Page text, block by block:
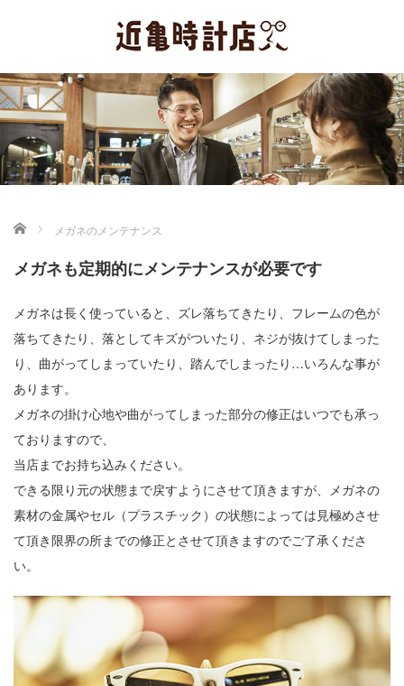
ホーム メガネのメンテナンス
メガネも定期的にメンテナンスが必要です
メガネは長く使っていると、ズレ落ちてきたり、フレームの色が
落ちてきたり、落としてキズがついたり、ネジが抜けてしまった
り、曲がってしまっていたり、踏んでしまったり…いろんな事が
あります。
メガネの掛け心地や曲がってしまった部分の修正はいつでも承っ
ておりますので、
当店までお持ち込みください。
できる限り元の状態まで戻すようにさせて頂きますが、メガネの
素材の金属やセル（プラスチック）の状態によっては見極めさせ
て頂き限界の所までの修正とさせて頂きますのでご了承くださ
い。